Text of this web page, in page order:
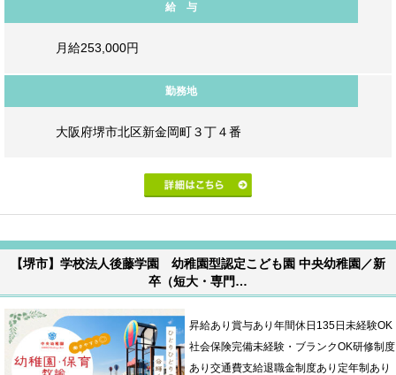
給 与
月給253,000円
勤務地
大阪府堺市北区新金岡町３丁４番
【堺市】学校法人後藤学園 幼稚園型認定こども園 中央幼稚園／新
卒（短大・専門…
昇給あり賞与あり年間休日135日未経験OK
社会保険完備未経験・ブランクOK研修制度
あり交通費支給退職金制度あり定年制あり